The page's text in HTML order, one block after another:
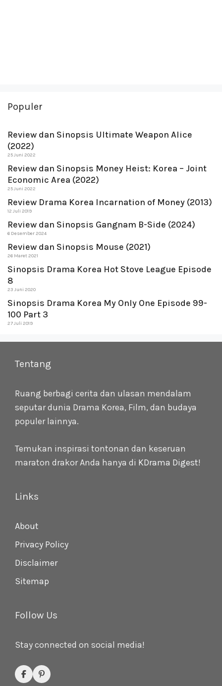
Populer
Review dan Sinopsis Ultimate Weapon Alice
(2022)
25 Juni 2022
Review dan Sinopsis Money Heist: Korea – Joint
Economic Area (2022)
25 Juni 2022
Review Drama Korea Incarnation of Money (2013)
12 Juli 2019
Review dan Sinopsis Gangnam B-Side (2024)
6 Desember 2024
Review dan Sinopsis Mouse (2021)
26 Maret 2021
Sinopsis Drama Korea Hot Stove League Episode
8
23 Juni 2020
Sinopsis Drama Korea My Only One Episode 99-
100 Part 3
27 Juli 2019
Tentang
Ruang berbagi cerita dan ulasan mendalam
seputar dunia Drama Korea, Film, dan budaya
populer lainnya.
Temukan inspirasi tontonan dan keseruan
maraton drakor Anda hanya di KDrama Digest!
Links
About
Privacy Policy
Disclaimer
Sitemap
Follow Us
Stay connected on social media!